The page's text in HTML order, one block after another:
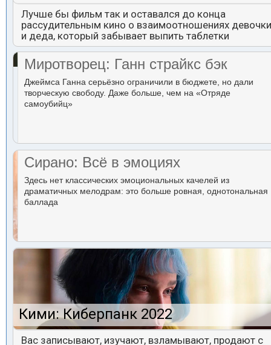
Лучше бы фильм так и оставался до конца
рассудительным кино о взаимоотношениях девочки
и деда, который забывает выпить таблетки
Миротворец: Ганн страйкс бэк
Джеймса Ганна серьёзно ограничили в бюджете, но дали
творческую свободу. Даже больше, чем на «Отряде
самоубийц»
Сирано: Всё в эмоциях
Здесь нет классических эмоциональных качелей из
драматичных мелодрам: это больше ровная, однотональная
баллада
Кими: Киберпанк 2022
Вас записывают, изучают, взламывают, продают с